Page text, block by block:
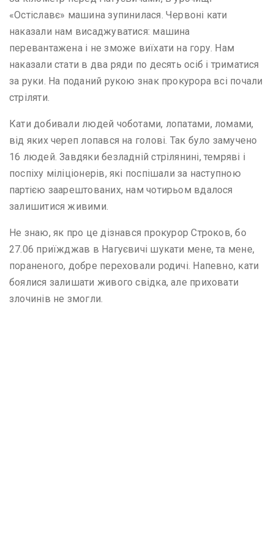
«Остіславє» машина зупинилася. Червоні кати
наказали нам висаджуватися: машина
перевантажена і не зможе виїхати на гору. Нам
наказали стати в два ряди по десять осіб і триматися
за руки. На поданий рукою знак прокурора всі почали
стріляти.
Кати добивали людей чоботами, лопатами, ломами,
від яких череп лопався на голові. Так було замучено
16 людей. Завдяки безладній стрілянині, темряві і
поспіху міліціонерів, які поспішали за наступною
партією заарештованих, нам чотирьом вдалося
залишитися живими.
Не знаю, як про це дізнався прокурор Строков, бо
27.06 приїжджав в Нагуєвичі шукати мене, та мене,
пораненого, добре переховали родичі. Напевно, кати
боялися залишати живого свідка, але приховати
злочинів не змогли.